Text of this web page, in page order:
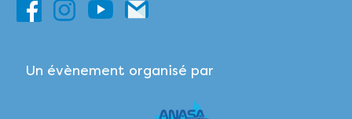
Un évènement organisé par